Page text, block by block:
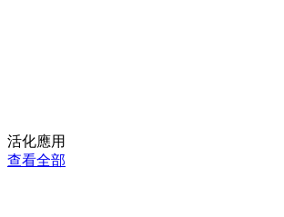
活化應用
查看全部